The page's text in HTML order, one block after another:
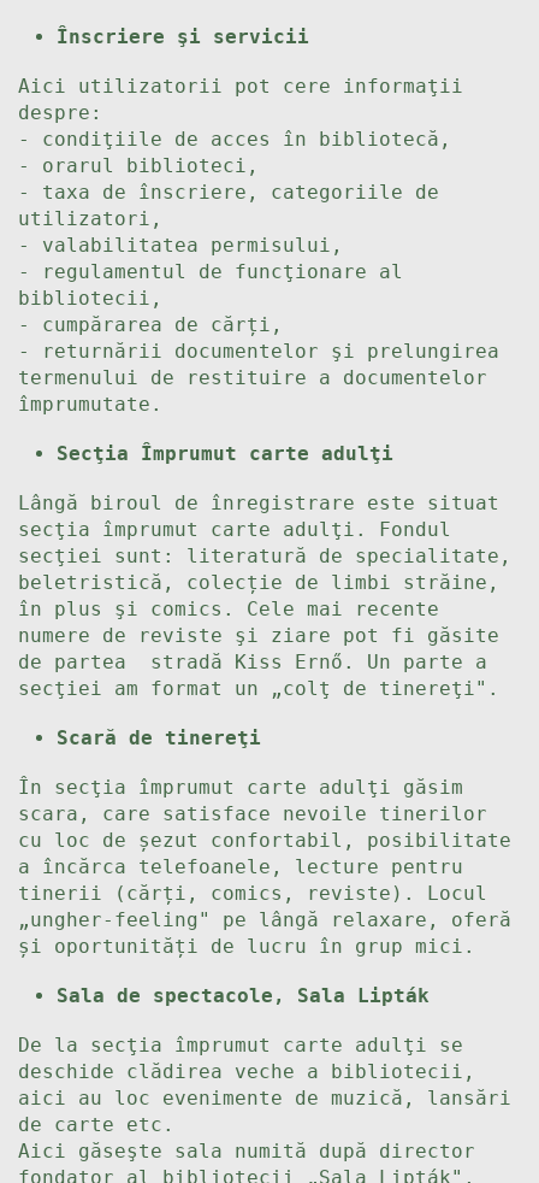
Înscriere şi servicii
Aici utilizatorii pot cere informaţii
despre:
- condiţiile de acces în bibliotecă,
- orarul biblioteci,
- taxa de înscriere, categoriile de
utilizatori,
- valabilitatea permisului,
- regulamentul de funcţionare al
bibliotecii,
- cumpărarea de cărți,
- returnării documentelor şi prelungirea
termenului de restituire a documentelor
împrumutate.
Secţia Împrumut carte adulţi
Lângă biroul de înregistrare este situat
secţia împrumut carte adulţi. Fondul
secţiei sunt: literatură de specialitate,
beletristică, colecție de limbi străine,
în plus şi comics. Cele mai recente
numere de reviste şi ziare pot fi găsite
de partea stradă Kiss Ernő. Un parte a
secţiei am format un „colţ de tinereţi".
Scară de tinereţi
În secţia împrumut carte adulţi găsim
scara, care satisface nevoile tinerilor
cu loc de șezut confortabil, posibilitate
a încărca telefoanele, lecture pentru
tinerii (cărți, comics, reviste). Locul
„ungher-feeling" pe lângă relaxare, oferă
și oportunități de lucru în grup mici.
Sala de spectacole, Sala Lipták
De la secţia împrumut carte adulţi se
deschide clădirea veche a bibliotecii,
aici au loc evenimente de muzică, lansări
de carte etc.
Aici găseşte sala numită după director
fondator al bibliotecii „Sala Lipták",